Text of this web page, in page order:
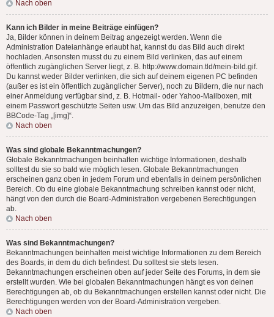
Nach oben
Kann ich Bilder in meine Beiträge einfügen?
Ja, Bilder können in deinem Beitrag angezeigt werden. Wenn die
Administration Dateianhänge erlaubt hat, kannst du das Bild auch direkt
hochladen. Ansonsten musst du zu einem Bild verlinken, das auf einem
öffentlich zugänglichen Server liegt, z. B. http://www.domain.tld/mein-bild.gif.
Du kannst weder Bilder verlinken, die sich auf deinem eigenen PC befinden
(außer es ist ein öffentlich zugänglicher Server), noch zu Bildern, die nur nach
einer Anmeldung verfügbar sind, z. B. Hotmail- oder Yahoo-Mailboxen, mit
einem Passwort geschützte Seiten usw. Um das Bild anzuzeigen, benutze den
BBCode-Tag „[img]“.
Nach oben
Was sind globale Bekanntmachungen?
Globale Bekanntmachungen beinhalten wichtige Informationen, deshalb
solltest du sie so bald wie möglich lesen. Globale Bekanntmachungen
erscheinen ganz oben in jedem Forum und ebenfalls in deinem persönlichen
Bereich. Ob du eine globale Bekanntmachung schreiben kannst oder nicht,
hängt von den durch die Board-Administration vergebenen Berechtigungen
ab.
Nach oben
Was sind Bekanntmachungen?
Bekanntmachungen beinhalten meist wichtige Informationen zu dem Bereich
des Boards, in dem du dich befindest. Du solltest sie stets lesen.
Bekanntmachungen erscheinen oben auf jeder Seite des Forums, in dem sie
erstellt wurden. Wie bei globalen Bekanntmachungen hängt es von deinen
Berechtigungen ab, ob du Bekanntmachungen erstellen kannst oder nicht. Die
Berechtigungen werden von der Board-Administration vergeben.
Nach oben